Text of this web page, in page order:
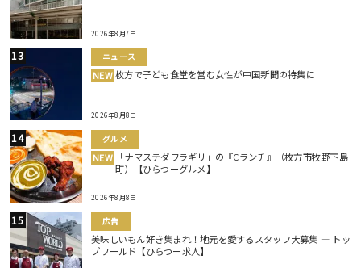
2026年8月7日
ニュース
NEW 枚方で子ども食堂を営む女性が中国新聞の特集に
2026年8月8日
グルメ
NEW
「ナマステダワラギリ」の『Cランチ』（枚方市牧野下島
町）【ひらつーグルメ】
2026年8月8日
広告
美味しいもん好き集まれ！地元を愛するスタッフ大募集 ― トッ
プワールド【ひらつー求人】